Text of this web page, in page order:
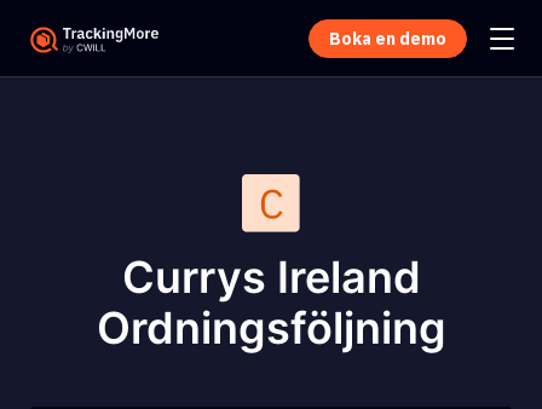
Boka en demo
Currys Ireland
Ordningsföljning